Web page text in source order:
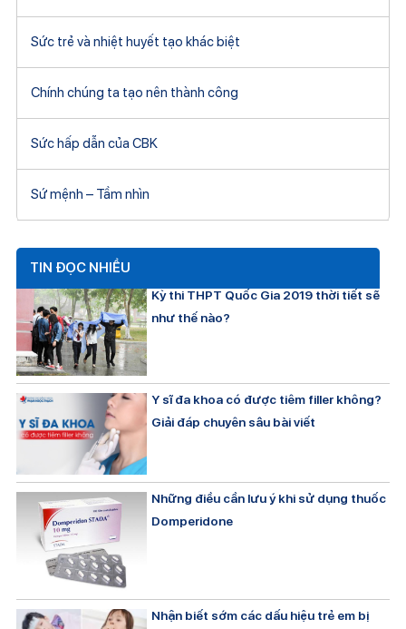
Sức trẻ và nhiệt huyết tạo khác biệt
Chính chúng ta tạo nên thành công
Sức hấp dẫn của CBK
Sứ mệnh – Tầm nhìn
TIN ĐỌC NHIỀU
Kỳ thi THPT Quốc Gia 2019 thời tiết sẽ
như thế nào?
Y sĩ đa khoa có được tiêm filler không?
Giải đáp chuyên sâu bài viết
Những điều cần lưu ý khi sử dụng thuốc
Domperidone
Nhận biết sớm các dấu hiệu trẻ em bị